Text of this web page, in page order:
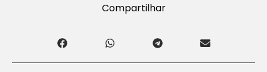
Compartilhar